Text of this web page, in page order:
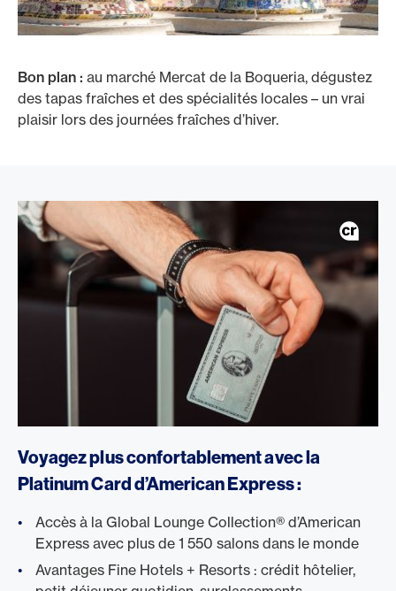
Bon plan : au marché Mercat de la Boqueria, dégustez
des tapas fraîches et des spécialités locales – un vrai
plaisir lors des journées fraîches d’hiver.
Voyagez plus confortablement avec la
Platinum Card d’American Express :
Accès à la Global Lounge Collection® d’American
Express avec plus de 1 550 salons dans le monde
Avantages Fine Hotels + Resorts : crédit hôtelier,